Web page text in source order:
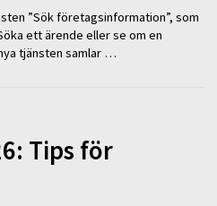
”Sök företagsinformation”, som
ett ärende eller se om en
tjänsten samlar …
Tips för